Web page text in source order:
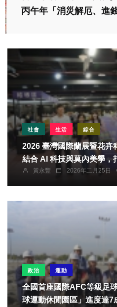
丙午年「消災解厄、進
社會 生活 綜合
2026 臺灣國際蘭展暨花卉
結合 AI 科技與莫內美學，
黃永豐 2026年二月25日
政治 運動
全國首座國際AFC等級足
球運動休閒園區」進度達7